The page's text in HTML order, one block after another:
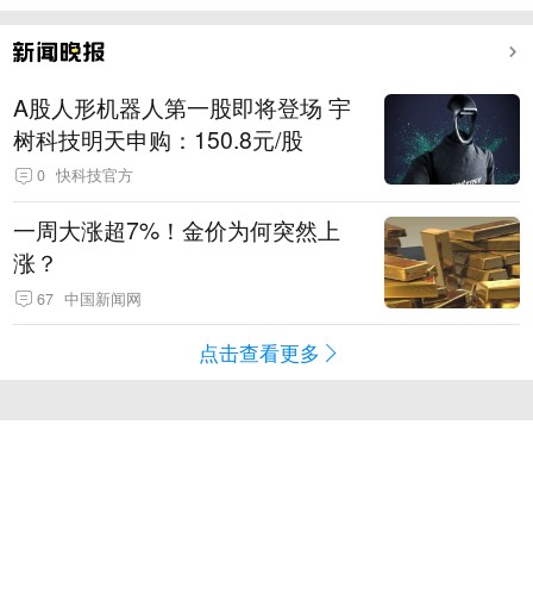
A股人形机器人第一股即将登场 宇
树科技明天申购：150.8元/股
0 快科技官方
一周大涨超7%！金价为何突然上
涨？
67 中国新闻网
点击查看更多